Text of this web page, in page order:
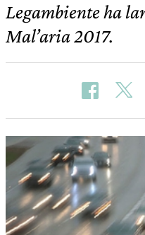
Legambiente ha
Mal’aria 2017.